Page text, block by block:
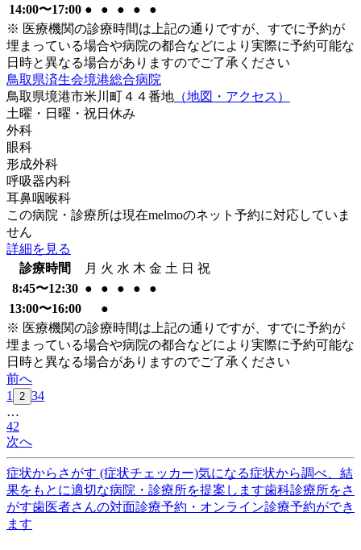
14:00〜17:00 ● ● ● ●
●
※ 医療機関の診療時間は上記の通りですが、すでに予約が
埋まっている場合や病院の都合などにより実際に予約可能な
日時と異なる場合がありますのでご了承ください
鳥取県済生会境港総合病院
鳥取県境港市米川町４４番地 （地図・アクセス）
土曜・日曜・祝日 休み
外科
眼科
形成外科
呼吸器内科
耳鼻咽喉科
この病院・診療所は現在melmoのネット予約に対応していま
せん
詳細を見る
診療時間
月 火 水 木 金 土 日 祝
8:45〜12:30 ● ● ● ●
●
13:00〜16:00
●
※ 医療機関の診療時間は上記の通りですが、すでに予約が
埋まっている場合や病院の都合などにより実際に予約可能な
日時と異なる場合がありますのでご了承ください
前へ
1
2 34
…
42
次へ
症状からさがす (症状チェッカー)気になる症状から調べ、結
果をもとに適切な病院・診療所を提案します歯科診療所をさ
がす歯医者さんの対面診療予約・オンライン診療予約ができ
ます